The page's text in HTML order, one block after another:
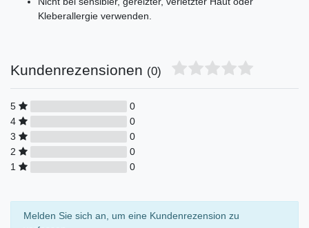
Kleberallergie verwenden.
Kundenrezensionen (0)
5
0
4
0
3
0
2
0
1
0
Melden Sie sich an, um eine Kundenrezension zu